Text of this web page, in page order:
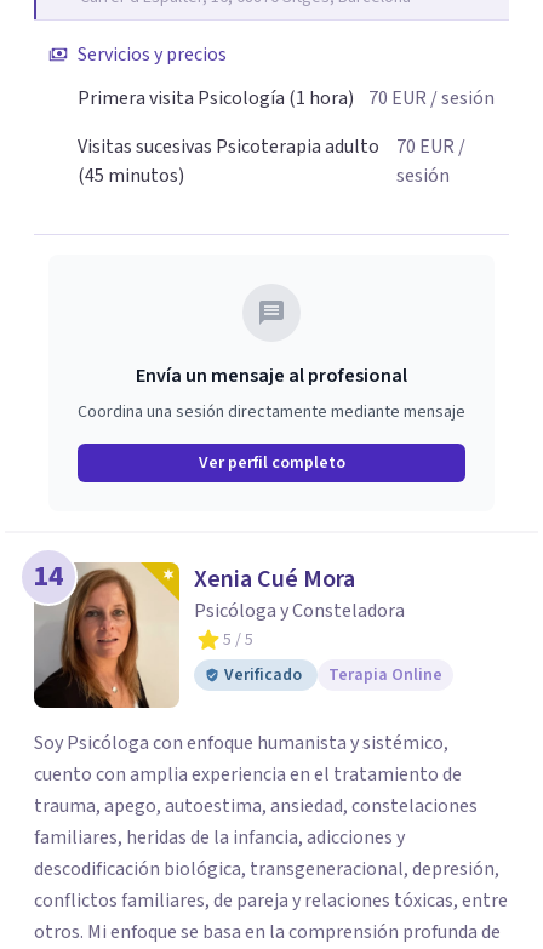
Servicios y precios
Primera visita Psicología (1 hora)
70 EUR / sesión
Visitas sucesivas Psicoterapia adulto
(45 minutos)
70 EUR /
sesión
Envía un mensaje al profesional
Coordina una sesión directamente mediante mensaje
Ver perfil completo
14 Xenia Cué Mora
Psicóloga y Consteladora
5 / 5
Verificado
Terapia Online
Soy Psicóloga con enfoque humanista y sistémico,
cuento con amplia experiencia en el tratamiento de
trauma, apego, autoestima, ansiedad, constelaciones
familiares, heridas de la infancia, adicciones y
descodificación biológica, transgeneracional, depresión,
conflictos familiares, de pareja y relaciones tóxicas, entre
otros. Mi enfoque se basa en la comprensión profunda de